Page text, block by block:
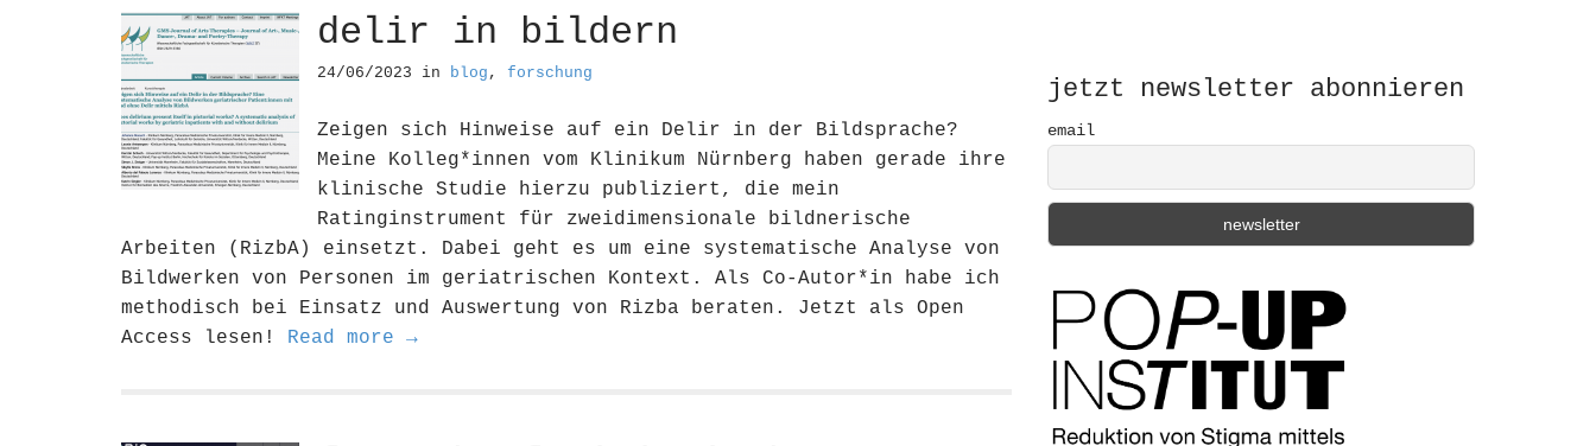
delir in bildern
24/06/2023 in blog , forschung
Zeigen sich Hinweise auf ein Delir in der Bildsprache?
Meine Kolleg*innen vom Klinikum Nürnberg haben gerade ihre
klinische Studie hierzu publiziert, die mein
Ratinginstrument für zweidimensionale bildnerische
Arbeiten (RizbA) einsetzt. Dabei geht es um eine systematische Analyse von
Bildwerken von Personen im geriatrischen Kontext. Als Co-Autor*in habe ich
methodisch bei Einsatz und Auswertung von Rizba beraten. Jetzt als Open
Access lesen! Read more →
r
:
jetzt newsletter abonnieren
email